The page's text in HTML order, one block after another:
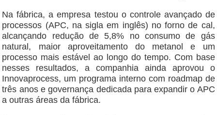
Na fábrica, a empresa testou o controle avançado de
processos (APC, na sigla em inglês) no forno de cal,
alcançando redução de 5,8% no consumo de gás
natural, maior aproveitamento do metanol e um
processo mais estável ao longo do tempo. Com base
nesses resultados, a companhia ainda aprovou o
Innovaprocess, um programa interno com roadmap de
três anos e governança dedicada para expandir o APC
a outras áreas da fábrica.